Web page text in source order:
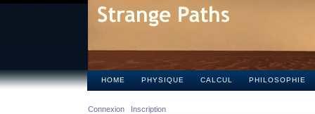
HOME PHYSIQUE CALCUL PHILOSOPHIE
Connexion Inscription